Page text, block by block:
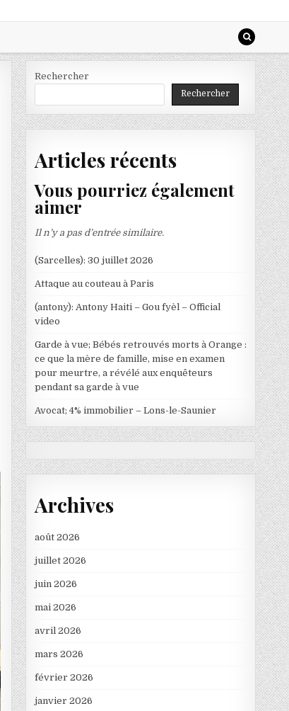
Rechercher
Rechercher
Articles récents
Vous pourriez également
aimer
Il n’y a pas d’entrée similaire.
(Sarcelles): 30 juillet 2026
Attaque au couteau à Paris
(antony): Antony Haiti – Gou fyèl – Official
video
Garde à vue; Bébés retrouvés morts à Orange :
ce que la mère de famille, mise en examen
pour meurtre, a révélé aux enquêteurs
pendant sa garde à vue
Avocat; 4% immobilier – Lons-le-Saunier
Archives
août 2026
juillet 2026
juin 2026
mai 2026
avril 2026
mars 2026
février 2026
janvier 2026